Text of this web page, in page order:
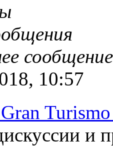
сообщение
10:57
Turismo
и